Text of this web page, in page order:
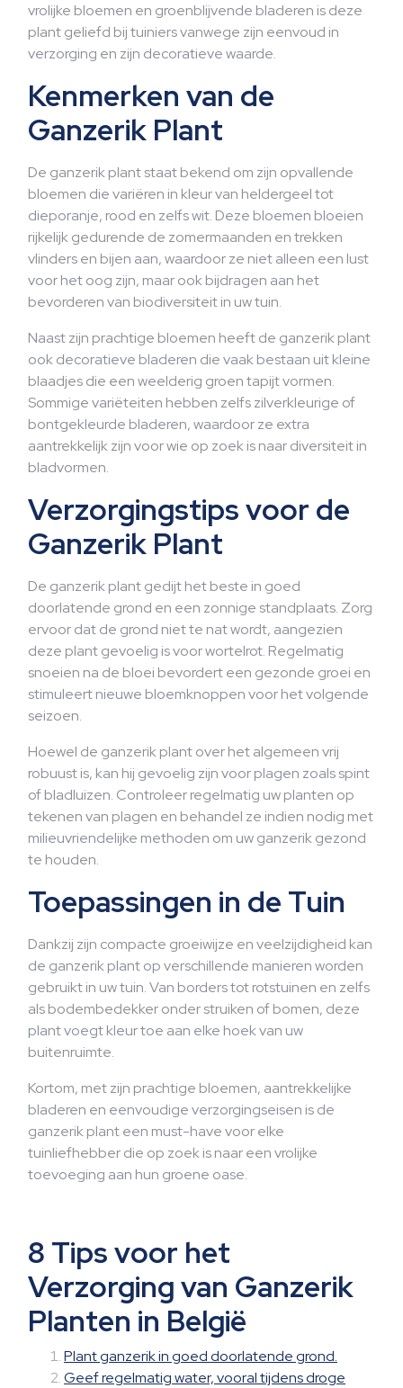
vrolijke bloemen en groenblijvende bladeren is deze
plant geliefd bij tuiniers vanwege zijn eenvoud in
verzorging en zijn decoratieve waarde.
Kenmerken van de
Ganzerik Plant
De ganzerik plant staat bekend om zijn opvallende
bloemen die variëren in kleur van heldergeel tot
dieporanje, rood en zelfs wit. Deze bloemen bloeien
rijkelijk gedurende de zomermaanden en trekken
vlinders en bijen aan, waardoor ze niet alleen een lust
voor het oog zijn, maar ook bijdragen aan het
bevorderen van biodiversiteit in uw tuin.
Naast zijn prachtige bloemen heeft de ganzerik plant
ook decoratieve bladeren die vaak bestaan uit kleine
blaadjes die een weelderig groen tapijt vormen.
Sommige variëteiten hebben zelfs zilverkleurige of
bontgekleurde bladeren, waardoor ze extra
aantrekkelijk zijn voor wie op zoek is naar diversiteit in
bladvormen.
Verzorgingstips voor de
Ganzerik Plant
De ganzerik plant gedijt het beste in goed
doorlatende grond en een zonnige standplaats. Zorg
ervoor dat de grond niet te nat wordt, aangezien
deze plant gevoelig is voor wortelrot. Regelmatig
snoeien na de bloei bevordert een gezonde groei en
stimuleert nieuwe bloemknoppen voor het volgende
seizoen.
Hoewel de ganzerik plant over het algemeen vrij
robuust is, kan hij gevoelig zijn voor plagen zoals spint
of bladluizen. Controleer regelmatig uw planten op
tekenen van plagen en behandel ze indien nodig met
milieuvriendelijke methoden om uw ganzerik gezond
te houden.
Toepassingen in de Tuin
Dankzij zijn compacte groeiwijze en veelzijdigheid kan
de ganzerik plant op verschillende manieren worden
gebruikt in uw tuin. Van borders tot rotstuinen en zelfs
als bodembedekker onder struiken of bomen, deze
plant voegt kleur toe aan elke hoek van uw
buitenruimte.
Kortom, met zijn prachtige bloemen, aantrekkelijke
bladeren en eenvoudige verzorgingseisen is de
ganzerik plant een must-have voor elke
tuinliefhebber die op zoek is naar een vrolijke
toevoeging aan hun groene oase.
8 Tips voor het
Verzorging van Ganzerik
Planten in België
Plant ganzerik in goed doorlatende grond.
Geef regelmatig water, vooral tijdens droge